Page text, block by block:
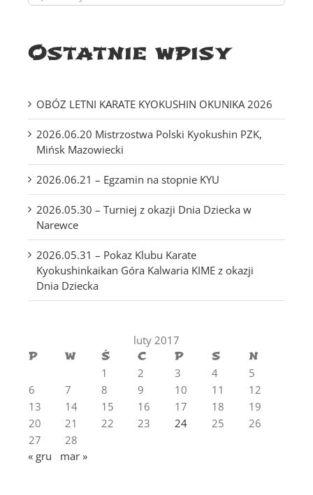
Ostatnie wpisy
OBÓZ LETNI KARATE KYOKUSHIN OKUNIKA 2026
2026.06.20 Mistrzostwa Polski Kyokushin PZK,
Mińsk Mazowiecki
2026.06.21 – Egzamin na stopnie KYU
2026.05.30 – Turniej z okazji Dnia Dziecka w
Narewce
2026.05.31 – Pokaz Klubu Karate
Kyokushinkaikan Góra Kalwaria KIME z okazji
Dnia Dziecka
luty 2017
P
W Ś C P S
N
1
2 3 4
5
6
7 8 9 10 11
12
13
14 15 16 17 18
19
20
21 22 23 24 25
26
27
28
« gru
mar »